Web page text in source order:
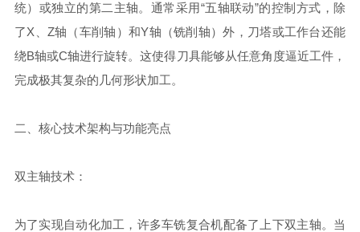
统）或独立的第二主轴。通常采用“五轴联动”的控制方式，除
了X、Z轴（车削轴）和Y轴（铣削轴）外，刀塔或工作台还能
绕B轴或C轴进行旋转。这使得刀具能够从任意角度逼近工件，
完成极其复杂的几何形状加工。
二、核心技术架构与功能亮点
双主轴技术：
为了实现自动化加工，许多车铣复合机配备了上下双主轴。当